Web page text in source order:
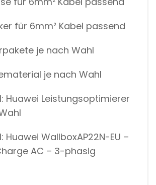
für 6mm² Kabel passend
je nach Wahl
je nach Wahl
Huawei Leistungsoptimierer
Huawei WallboxAP22N-EU –
AC – 3-phasig